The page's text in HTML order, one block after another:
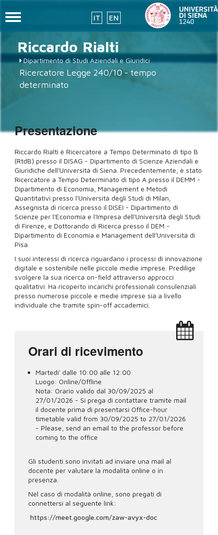
contenuto
principale
IT EN
Toggle
Riccardo Rialti
Dipartimento di Studi Aziendali e Giuridici
Ricercatore Legge 240/10 - tempo
determinato
Presentazione
Riccardo Rialti è Ricercatore a Tempo Determinato di tipo B
(RtdB) presso il DISAG - Dipartimento di Scienze Aziendali e
Giuridiche dell'Università di Siena. Precedentemente, è stato
Ricercatore a Tempo Determinato di tipo A presso il DEMM -
Dipartimento di Economia, Management e Metodi
Quantitativi presso l'Università degli Studi di Milan,
Assegnista di ricerca presso il DISEI - Dipartimento di
Scienze per l'Economia e l'Impresa dell'Università degli Studi
di Firenze, e Dottorando di Ricerca presso il DEM -
Dipartimento di Economia e Management dell'Università di
Pisa.
I suoi interessi di ricerca riguardano i processi di innovazione
digitale e sostenibile nelle piccole medie imprese. Predilige
svolgere la sua ricerca on-field attraverso approcci
qualitativi. Ha ricoperto incarichi professionali consulenziali
presso numerose piccole e medie imprese sia a livello
individuale che tramite spin-off accademici.
Orari di ricevimento
Martedi' dalle 10:00 alle 12:00
Luogo: Online/Offline
Nota: Orario valido dal 30/09/2025 al
27/01/2026 - Si prega di contattare tramite mail
il docente prima di presentarsi Office-hour
timetable valid from 30/09/2025 to 27/01/2026
- Please, send an email to the professor before
coming to the office
Gli studenti sono invitati ad inviare una mail al
docente per valutare la modalità online o in
presenza.
Nel caso di modalità online, sono pregati di
connettersi al seguente link:
https://meet.google.com/zaw-avyx-doc